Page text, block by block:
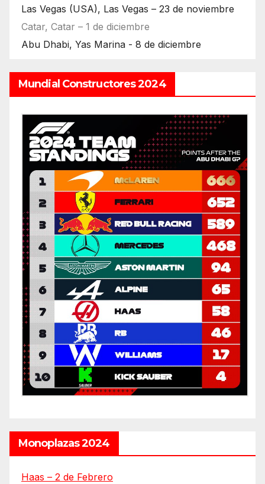
Las Vegas (USA), Las Vegas – 23 de noviembre
Catar, Catar – 1 de diciembre
Abu Dhabi, Yas Marina - 8 de diciembre
Mundial Constructores 2024
Monoplazas 2024
Haas – 2 de Febrero